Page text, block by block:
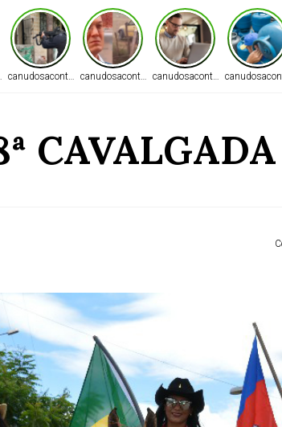
canudosacontece.comcanudosacontece.comcanudosacontece.com